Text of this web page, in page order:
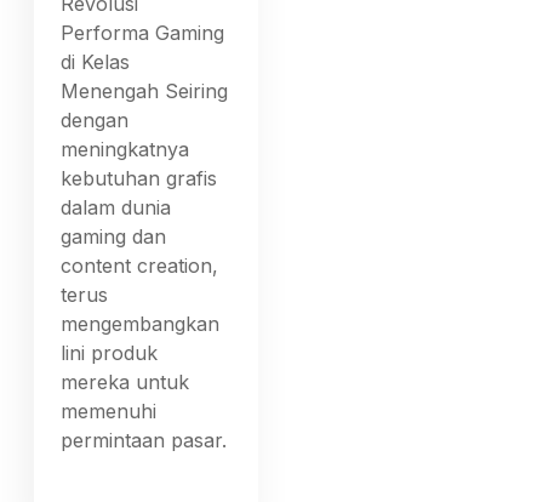
Performa Gaming
di Kelas
Menengah Seiring
dengan
meningkatnya
kebutuhan grafis
dalam dunia
gaming dan
content creation,
terus
mengembangkan
lini produk
mereka untuk
memenuhi
permintaan pasar.